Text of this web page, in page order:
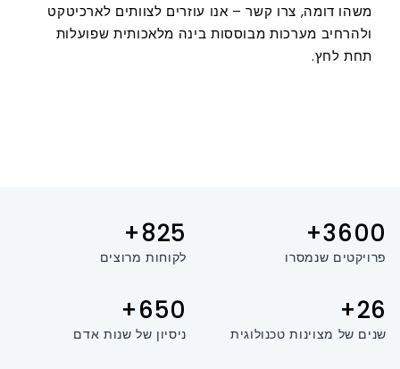
משהו דומה, צרו קשר – אנו עוזרים לצוותים לארכיטקט
ולהרחיב מערכות מבוססות בינה מלאכותית שפועלות
תחת לחץ.
3600+
פרויקטים שנמסרו
825+
לקוחות מרוצים
26+
שנים של מצוינות טכנולוגית
650+
ניסיון של שנות אדם